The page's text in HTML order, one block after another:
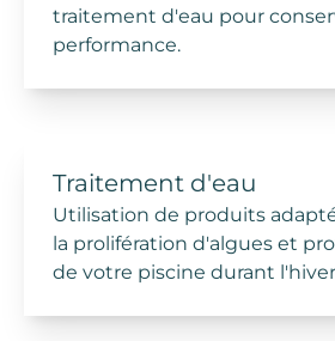
traitement d'eau pour
performance.
Traitement d'eau
Utilisation de produits
la prolifération d'algues et
de votre piscine durant